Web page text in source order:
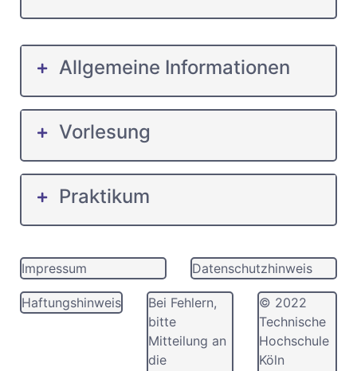
Allgemeine Informationen
Vorlesung
Praktikum
Impressum Datenschutzhinweis
Haftungshinweis
Bei Fehlern,
bitte
Mitteilung an
die
© 2022
Technische
Hochschule
Köln